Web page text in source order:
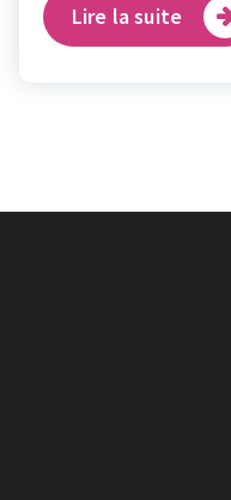
Lire la suite